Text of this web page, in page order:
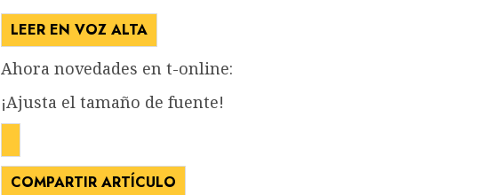
LEER EN VOZ ALTA
Ahora novedades en t-online:
¡Ajusta el tamaño de fuente!
COMPARTIR ARTÍCULO